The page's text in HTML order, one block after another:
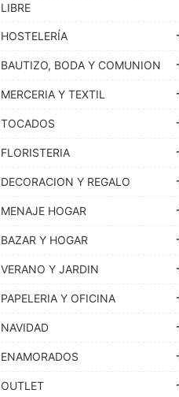
LIBRE
HOSTELERÍA
BAUTIZO, BODA Y COMUNION
MERCERIA Y TEXTIL
TOCADOS
FLORISTERIA
DECORACION Y REGALO
MENAJE HOGAR
BAZAR Y HOGAR
VERANO Y JARDIN
PAPELERIA Y OFICINA
NAVIDAD
ENAMORADOS
OUTLET